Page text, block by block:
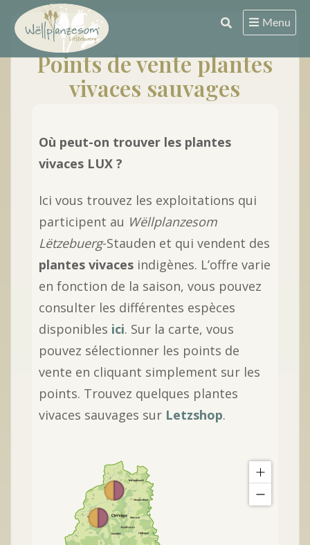
Skip
content
Menu
Points de vente plantes
vivaces sauvages
Où peut-on trouver les plantes
vivaces LUX ?
Ici vous trouvez les exploitations qui
participent au Wëllplanzesom
Lëtzebuerg-Stauden et qui vendent des
plantes vivaces indigènes. L’offre varie
en fonction de la saison, vous pouvez
consulter les différentes espèces
disponibles ici. Sur la carte, vous
pouvez sélectionner les points de
vente en cliquant simplement sur les
points. Trouvez quelques plantes
vivaces sauvages sur Letzshop.